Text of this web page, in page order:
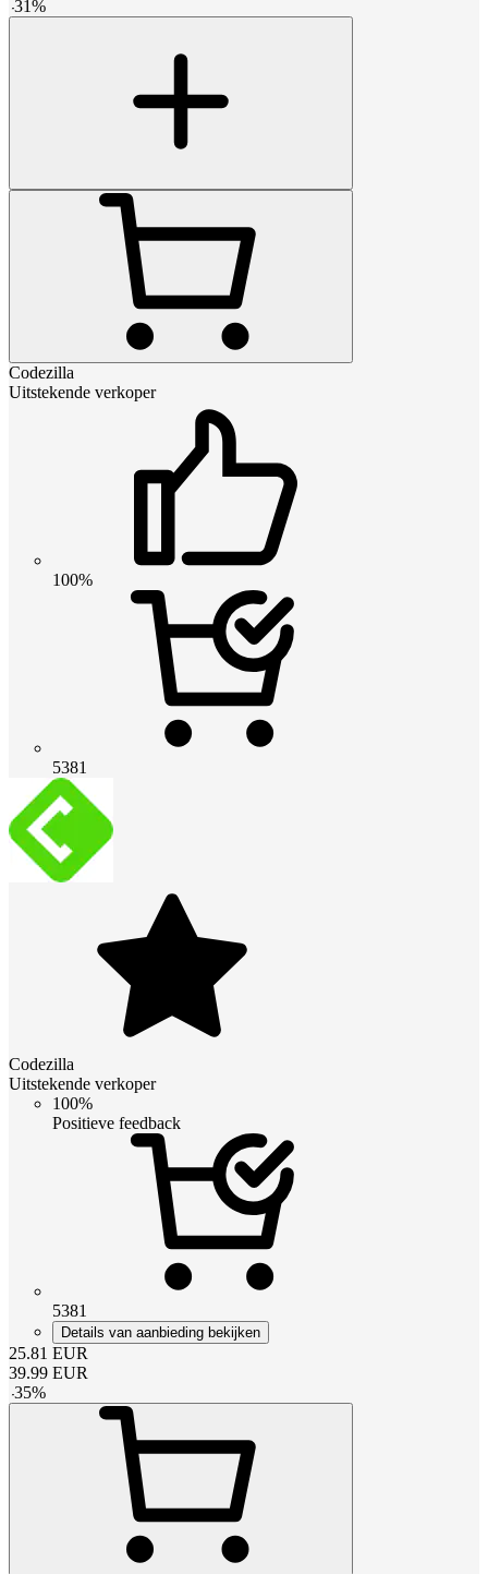
-31 %
Codezilla
Uitstekende verkoper
100%
5381
Codezilla
Uitstekende verkoper
100%
Positieve feedback
5381
Details van aanbieding bekijken
25.81 EUR
39.99 EUR
-35%